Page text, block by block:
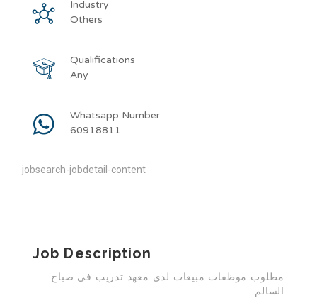
Industry
Others
Qualifications
Any
Whatsapp Number
60918811
jobsearch-jobdetail-content
Job Description
مطلوب موظفات مبيعات لدى معهد تدريب في صباح
السالم